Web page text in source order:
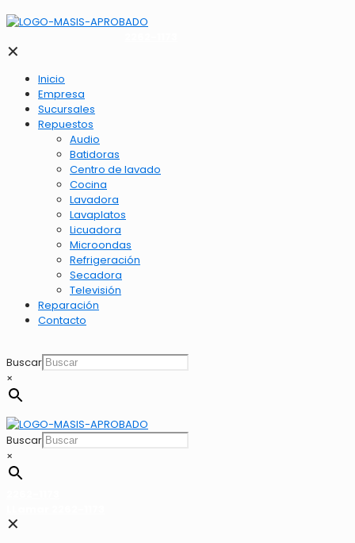
✕
Inicio
Empresa
Sucursales
Repuestos
Audio
Batidoras
Centro de lavado
Cocina
Lavadora
Lavaplatos
Licuadora
Microondas
Refrigeración
Secadora
Televisión
Reparación
Contacto
Buscar
×
Buscar
×
✕